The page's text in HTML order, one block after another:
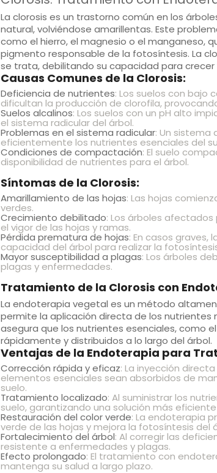
La clorosis es un trastorno común en los
natural, volviéndose amarillentas. Este
como el hierro, el magnesio o el manganeso,
pigmento responsable de la fotosíntesis. La
se trata, debilitando su capacidad para
Causas Comunes de la Clorosis:
Deficiencia de nutrientes: Los suelos con bajo
dificultan la producción de clorofila,
Suelos alcalinos: Los suelos con un pH alto
el sistema radicular del árbol.
Problemas en el sistema radicular: Un sistema
eficientemente los nutrientes esenciales del
Condiciones de compactación: El suelo
disponibilidad de nutrientes para el árbol.
Síntomas de la Clorosis:
Amarillamiento de las hojas: Las hojas
verdes.
Crecimiento debilitado: Los árboles
el vigor de las hojas y ramas.
Pérdida prematura de hojas: En casos
capacidad del árbol para realizar la
Mayor susceptibilidad a plagas: Los árboles
plagas y enfermedades.
Tratamiento de la Clorosis con
La endoterapia vegetal es un método
permite la aplicación directa de los nutrientes
asegura que los nutrientes esenciales, como
rápidamente y distribuidos a lo largo del árbol.
Ventajas de la Endoterapia para
Corrección rápida y eficaz: La inyección
elementos esenciales sean absorbidos de
suelo.
Tratamiento localizado: Al suministrar los
suelo, garantizando una solución más
Restauración del color verde: La endoterapia
verde de las hojas y mejora la fotosíntesis del
Fortalecimiento del árbol: Al corregir las
resistente a enfermedades y plagas.
Efecto prolongado: El tratamiento con
mantenga su salud a largo plazo.